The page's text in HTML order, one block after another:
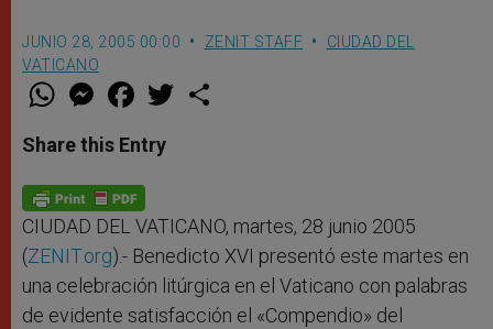
JUNIO 28, 2005 00:00 ZENIT STAFF
CIUDAD DEL
VATICANO
W
t
s
p
p
M
e
s
e
g
e
r
F
a
e
b
o
k
w
Share this Entry
CIUDAD DEL VATICANO, martes, 28 junio 2005
(ZENIT.org).- Benedicto XVI presentó este martes en
una celebración litúrgica en el Vaticano con palabras
de evidente satisfacción el «Compendio» del